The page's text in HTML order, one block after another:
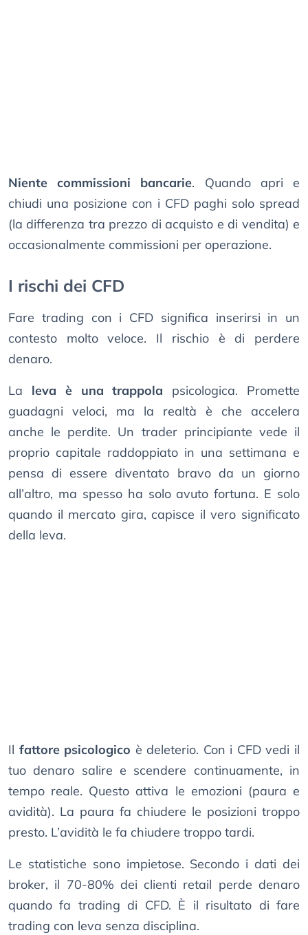
Niente commissioni bancarie. Quando apri e
chiudi una posizione con i CFD paghi solo spread
(la differenza tra prezzo di acquisto e di vendita) e
occasionalmente commissioni per operazione.
I rischi dei CFD
Fare trading con i CFD significa inserirsi in un
contesto molto veloce. Il rischio è di perdere
denaro.
La leva è una trappola psicologica. Promette
guadagni veloci, ma la realtà è che accelera
anche le perdite. Un trader principiante vede il
proprio capitale raddoppiato in una settimana e
pensa di essere diventato bravo da un giorno
all’altro, ma spesso ha solo avuto fortuna. E solo
quando il mercato gira, capisce il vero significato
della leva.
Il fattore psicologico è deleterio. Con i CFD vedi il
tuo denaro salire e scendere continuamente, in
tempo reale. Questo attiva le emozioni (paura e
avidità). La paura fa chiudere le posizioni troppo
presto. L’avidità le fa chiudere troppo tardi.
Le statistiche sono impietose. Secondo i dati dei
broker, il 70-80% dei clienti retail perde denaro
quando fa trading di CFD. È il risultato di fare
trading con leva senza disciplina.